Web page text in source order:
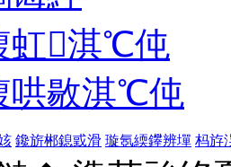
虹淇℃伅
哄敭淇℃伅
鑱旂郴鎴戜滑 璇氬緛鑻辨墠 杩斿